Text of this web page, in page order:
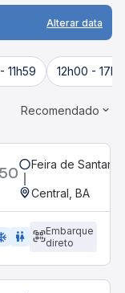
Alterar data
11h59 12h00 -
Recomendado
Feira de
Central, BA
WC
Embarque
direto